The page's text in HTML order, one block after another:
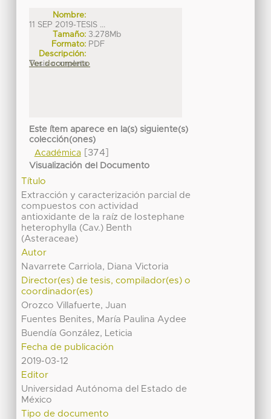
Nombre:
11 SEP 2019-TESIS ...
Tamaño: 3.278Mb
Formato: PDF
Descripción:
Tesis completa
Ver documento
Este ítem aparece en la(s) siguiente(s)
colección(ones)
Académica[374]
Visualización del Documento
Título
Extracción y caracterización parcial de
compuestos con actividad
antioxidante de la raíz de Iostephane
heterophylla (Cav.) Benth
(Asteraceae)
Autor
Navarrete Carriola, Diana Victoria
Director(es) de tesis, compilador(es) o
coordinador(es)
Orozco Villafuerte, Juan
Fuentes Benites, María Paulina Aydee
Buendía González, Leticia
Fecha de publicación
2019-03-12
Editor
Universidad Autónoma del Estado de
México
Tipo de documento